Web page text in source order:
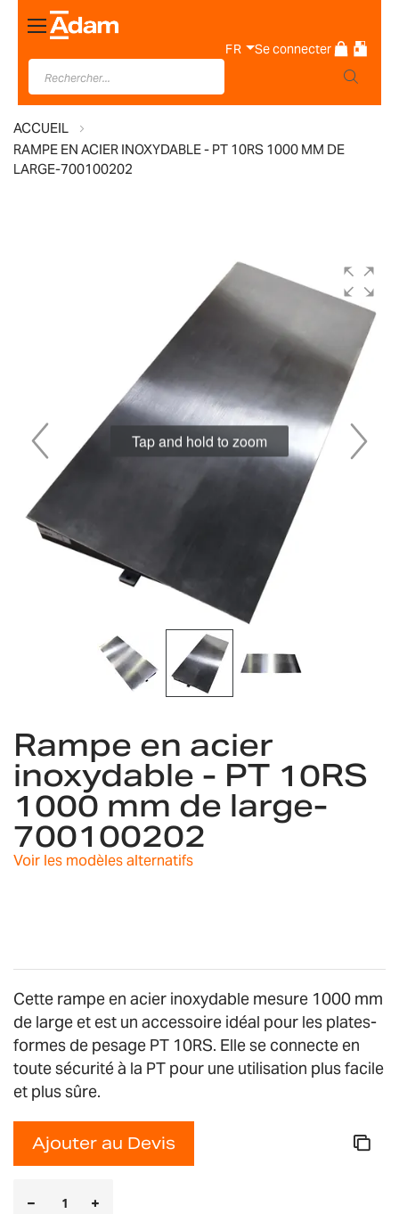
Basculer
la
navigation
FR Se connecter
ACCUEIL
RAMPE EN ACIER INOXYDABLE - PT 10RS 1000 MM DE
LARGE-700100202
Tap and hold to zoom
the
beginning
of
the
images
gallery
Rampe en acier
inoxydable - PT 10RS
1000 mm de large-
700100202
Voir les modèles alternatifs
Cette rampe en acier inoxydable mesure 1000 mm
de large et est un accessoire idéal pour les plates-
formes de pesage PT 10RS. Elle se connecte en
toute sécurité à la PT pour une utilisation plus facile
et plus sûre.
Ajouter au Devis